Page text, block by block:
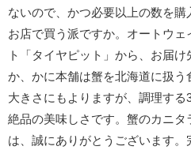
ないので、かつ必要以上の数を
お店で買う派ですか。オートウ
ト「タイヤピット」から、お届
か、かに本舗は蟹を北海道に扱う
大きさにもよりますが、調理す
絶品の美味しさです。蟹のカニ
は、誠にありがとうございます